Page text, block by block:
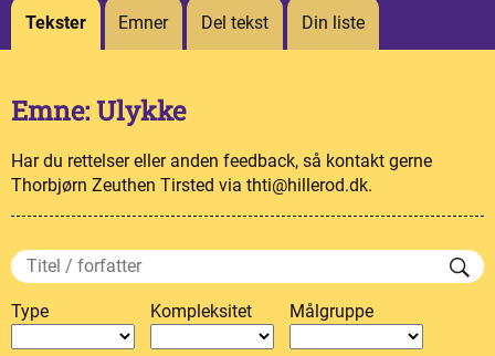
Tekster Emner Del tekst Din liste
Emne: Ulykke
Har du rettelser eller anden feedback, så kontakt gerne
Thorbjørn Zeuthen Tirsted via thti@hillerod.dk.
Type Kompleksitet Målgruppe